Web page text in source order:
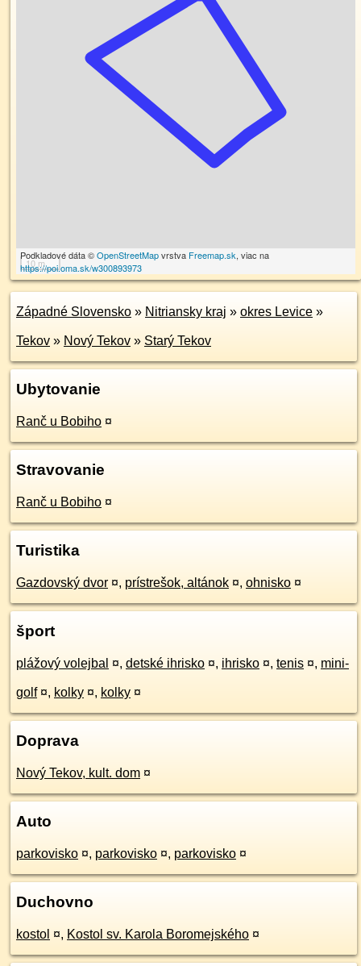
10 m
Podkladové dáta ©OpenStreetMapvrstva Freemap.sk, viac na
https://poi.oma.sk/w300893973
Západné Slovensko » Nitriansky kraj » okres Levice »
Tekov » Nový Tekov » Starý Tekov
Ubytovanie
Ranč u Bobiho ¤
Stravovanie
Ranč u Bobiho ¤
Turistika
Gazdovský dvor ¤, prístrešok, altánok ¤, ohnisko ¤
šport
plážový volejbal ¤, detské ihrisko ¤, ihrisko ¤, tenis ¤, mini-
golf ¤, kolky ¤, kolky ¤
Doprava
Nový Tekov, kult. dom ¤
Auto
parkovisko ¤, parkovisko ¤, parkovisko ¤
Duchovno
kostol ¤, Kostol sv. Karola Boromejského ¤